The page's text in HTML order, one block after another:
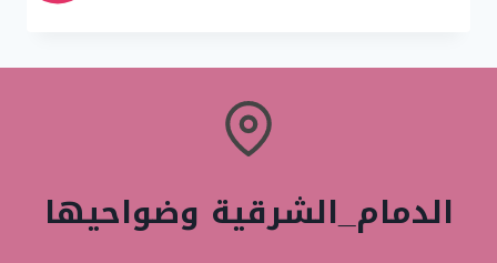
في
الدمام_الشرقية وضواحيها